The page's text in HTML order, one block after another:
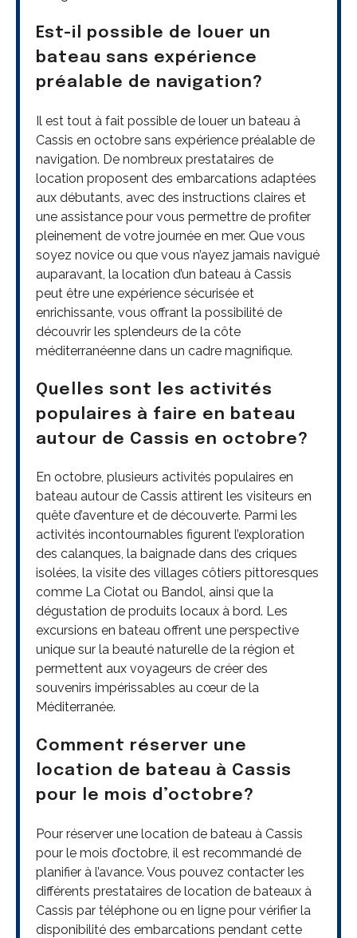
Est-il possible de louer un
bateau sans expérience
préalable de navigation?
Il est tout à fait possible de louer un bateau à
Cassis en octobre sans expérience préalable de
navigation. De nombreux prestataires de
location proposent des embarcations adaptées
aux débutants, avec des instructions claires et
une assistance pour vous permettre de profiter
pleinement de votre journée en mer. Que vous
soyez novice ou que vous n’ayez jamais navigué
auparavant, la location d’un bateau à Cassis
peut être une expérience sécurisée et
enrichissante, vous offrant la possibilité de
découvrir les splendeurs de la côte
méditerranéenne dans un cadre magnifique.
Quelles sont les activités
populaires à faire en bateau
autour de Cassis en octobre?
En octobre, plusieurs activités populaires en
bateau autour de Cassis attirent les visiteurs en
quête d’aventure et de découverte. Parmi les
activités incontournables figurent l’exploration
des calanques, la baignade dans des criques
isolées, la visite des villages côtiers pittoresques
comme La Ciotat ou Bandol, ainsi que la
dégustation de produits locaux à bord. Les
excursions en bateau offrent une perspective
unique sur la beauté naturelle de la région et
permettent aux voyageurs de créer des
souvenirs impérissables au cœur de la
Méditerranée.
Comment réserver une
location de bateau à Cassis
pour le mois d’octobre?
Pour réserver une location de bateau à Cassis
pour le mois d’octobre, il est recommandé de
planifier à l’avance. Vous pouvez contacter les
différents prestataires de location de bateaux à
Cassis par téléphone ou en ligne pour vérifier la
disponibilité des embarcations pendant cette